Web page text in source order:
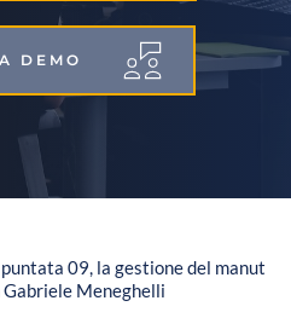
DEMO
09, la gestione del manut
Meneghelli